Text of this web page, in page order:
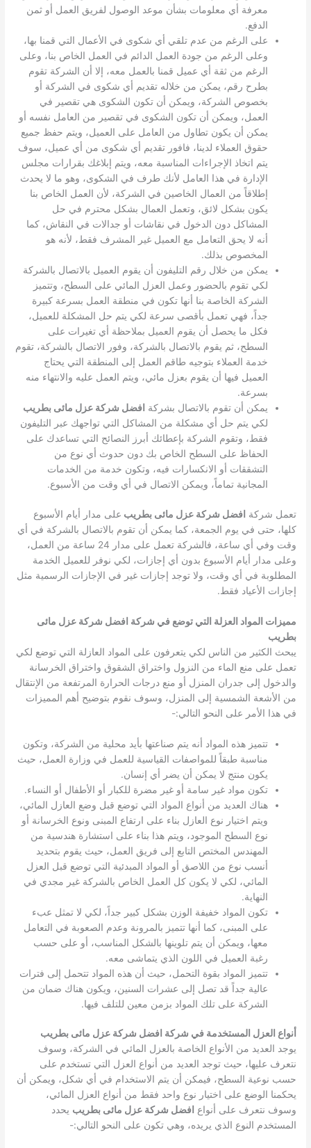
معرفة أي معلومات بشأن موعد الوصول لفريق العمل أو ثمن
الدفع.
على الرغم من عدم تلقي أي شكوى في الأعمال التي قمنا بها،
وعلى الرغم من جودة العمل الدائم في العمل الخاص بنا، وعلى
الرغم من ثقة أي عميل قمنا بالعمل معه، إلا أن الشركة تقوم
بطرح رقم، يمكن من خلاله تقديم أي شكوى في الشركة أو
بخصوص الشركة، ويمكن أن تكون الشكوى هي تقصير في
العمل، ويمكن أن تكون الشكوى في تقصير من العامل نفسه أو
يمكن أن يكون تطاول من العامل على العميل، ويتم حفظ جميع
حقوق العملاء لدينا، فافور تقديم أي شكوى من أي عميل، سوف
يتم اتخاذ الإجراءات المناسبة معه، ويتم إبلاغك بقرارات مجلس
الإدارة في هذا العامل لأنك طرف في الشكوى، وهو ما لا يحدث
إطلاقاً من العمال الخاصين في الشركة، لأن العمل الخاص بنا
يكون بشكل لائق، وتعمل العمال بشكل محترم في حل
المشاكل دون الدخول في نقاشات أو جدالات في النقاش، كما
أنه لا يحق التعامل مع العميل غير المشرف فقط، لأنه هو
المخصوص بذلك.
يمكن من خلال رقم التليفون أن يقوم العميل بالاتصال بالشركة
لكي تقوم بالحضور وعمل العزل المائي على السطح، وتتميز
الشركة الخاصة بنا أنها تكون في منطقة العمل بسرعة كبيرة
جداً، فهي تعمل بأقصى سرعة لكي يتم حل المشكلة للعميل،
فكل ما يحصل أن يقوم العميل بملاحظة أي تغيرات على
السطح، ثم يقوم بالاتصال بالشركة، وفور الاتصال بالشركة، تقوم
خدمة العملاء بتوجيه طاقم العمل إلى المنطقة التي يحتاج
العميل فيها أن يقوم بعزل مائي، ويتم العمل عليه والانتهاء منه
بسرعة.
يمكن أن تقوم بالاتصال بشركة افضل شركة عزل مائى بطريب
لكي يتم حل أي مشكلة من المشاكل التي تواجهك عبر التليفون
فقط، وتقوم الشركة بإعطائك أبرز النصائح التي تساعدك على
الحفاظ على السطح الخاص بك دون حدوث أي نوع من
التشققات أو الانكسارات فيه، وتكون خدمة من الخدمات
المجانية تماماً، ويمكن الاتصال في أي وقت من الأسبوع.
تعمل شركة افضل شركة عزل مائى بطريب على مدار أيام الأسبوع
كلها، حتى في يوم الجمعة، كما يمكن أن تقوم بالاتصال بالشركة في أي
وقت وفي أي ساعة، فالشركة تعمل على مدار 24 ساعة من العمل،
وعلى مدار أيام الأسبوع بدون أي إجازات، لكي نوفر للعميل الخدمة
المطلوبة في أي وقت، ولا توجد إجازات غير في الإجازات الرسمية مثل
إجازات الأعياد فقط.
مميزات المواد العزلة التي توضع في شركة افضل شركة عزل مائى
بطريب
يبحث الكثير من الناس لكي يتعرفون على المواد العازلة التي توضع لكي
تعمل على منع الماء من النزول واختراق الشقوق واختراق الخرسانة
والدخول إلى جدران المنزل أو منع درجات الحرارة المرتفعة من الإنتقال
من الأشعة الشمسية إلى المنزل، وسوف نقوم بتوضيح أهم المميزات
في هذا الأمر على النحو التالي:-
تتميز هذه المواد أنه يتم صناعتها بأيد محلية من الشركة، وتكون
مناسبة طبقاً للمواصفات القياسية للعمل في وزارة العمل، حيث
يكون منتج لا يمكن أن يضر أي إنسان.
تكون مواد غير سامة أو غير مضرة للكبار أو الأطفال أو النساء.
هناك العديد من أنواع المواد التي توضع قبل وضع العازل المائي،
ويتم اختيار نوع العازل بناء على ارتفاع المبنى ونوع الخرسانة أو
نوع السطح الموجود، ويتم هذا بناء على استشارة هندسية من
المهندس المختص التابع إلى فريق العمل، حيث يقوم بتحديد
أنسب نوع من اللاصق أو المواد المبدئية التي توضع قبل العزل
المائي، لكي لا يكون كل العمل الخاص بالشركة غير مجدي في
النهاية.
تكون المواد خفيفة الوزن بشكل كبير جداً، لكي لا تمثل عبء
على المبنى، كما أنها تتميز بالمرونة وعدم الصعوبة في التعامل
معها، ويمكن أن يتم تلوينها بالشكل المناسب، أو على حسب
رغبة العميل في اللون الذي يتماشى معه.
تتميز المواد بقوة التحمل، حيث أن هذه المواد تتحمل إلى فترات
عالية جداً قد تصل إلى عشرات السنين، ويكون هناك ضمان من
الشركة على تلك المواد بزمن معين للتلف فيها.
أنواع العزل المستخدمة في شركة افضل شركة عزل مائى بطريب
يوجد العديد من الأنواع الخاصة بالعزل المائي في الشركة، وسوف
نتعرف عليها، حيث توجد العديد من أنواع العزل التي تستخدم على
حسب نوعية السطح، فيمكن أن يتم الاستخدام في أي شكل، ويمكن أن
يحكمنا الوضع على اختيار نوع واحد فقط من أنواع العزل المائي،
وسوف نتعرف على أنواع افضل شركة عزل مائى بطريب يحدد
المستخدم النوع الذي يريده، وهي تكون على النحو التالي:-